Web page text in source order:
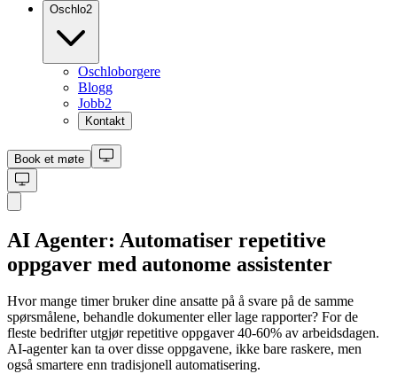
Oschlo2
Oschloborgere
Blogg
Jobb2
Kontakt
Book et møte
AI Agenter: Automatiser repetitive
oppgaver med autonome assistenter
Hvor mange timer bruker dine ansatte på å svare på de samme
spørsmålene, behandle dokumenter eller lage rapporter? For de
fleste bedrifter utgjør repetitive oppgaver 40-60% av arbeidsdagen.
AI-agenter kan ta over disse oppgavene, ikke bare raskere, men
også smartere enn tradisjonell automatisering.